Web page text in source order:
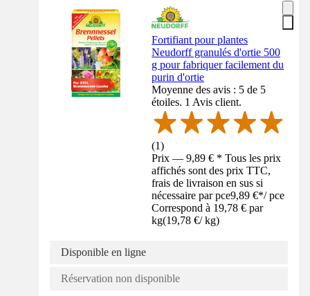
Fortifiant pour plantes
Neudorff granulés d'ortie 500
g pour fabriquer facilement du
purin d'ortie
Moyenne des avis : 5 de 5
étoiles. 1 Avis client.
(1)
Prix — 9,89 € * Tous les prix
affichés sont des prix TTC,
frais de livraison en sus si
nécessaire par pce9,89 €*/ pce
Correspond à 19,78 € par
kg(19,78 €/ kg)
Disponible en ligne
Réservation non disponible